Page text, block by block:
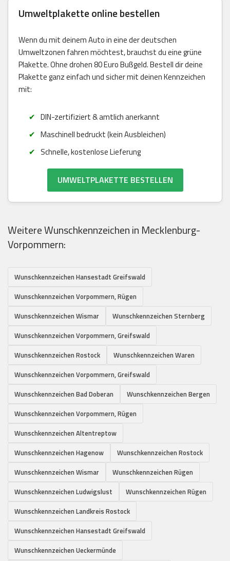
Umweltplakette online bestellen
Wenn du mit deinem Auto in eine der deutschen
Umweltzonen fahren möchtest, brauchst du eine grüne
Plakette. Ohne drohen 80 Euro Bußgeld. Bestell dir deine
Plakette ganz einfach und sicher mit deinen Kennzeichen
mit:
DIN-zertifiziert & amtlich anerkannt
Maschinell bedruckt (kein Ausbleichen)
Schnelle, kostenlose Lieferung
UMWELTPLAKETTE BESTELLEN
Weitere Wunschkennzeichen in Mecklenburg-
Vorpommern:
Wunschkennzeichen Hansestadt Greifswald
Wunschkennzeichen Vorpommern, Rügen
Wunschkennzeichen Wismar
Wunschkennzeichen Sternberg
Wunschkennzeichen Vorpommern, Greifswald
Wunschkennzeichen Rostock
Wunschkennzeichen Waren
Wunschkennzeichen Vorpommern, Greifswald
Wunschkennzeichen Bad Doberan
Wunschkennzeichen Bergen
Wunschkennzeichen Vorpommern, Rügen
Wunschkennzeichen Altentreptow
Wunschkennzeichen Hagenow
Wunschkennzeichen Rostock
Wunschkennzeichen Wismar
Wunschkennzeichen Rügen
Wunschkennzeichen Ludwigslust
Wunschkennzeichen Rügen
Wunschkennzeichen Landkreis Rostock
Wunschkennzeichen Hansestadt Greifswald
Wunschkennzeichen Ueckermünde